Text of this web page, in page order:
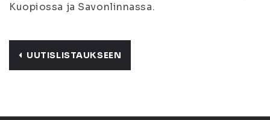
Kuopiossa ja Savonlinnassa.
UUTISLISTAUKSEEN